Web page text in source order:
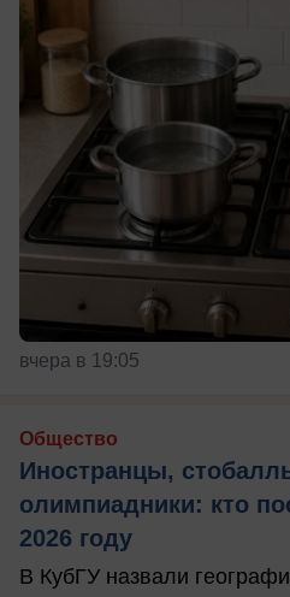
вчера в 19:05
Общество
Иностранцы,
олимпиадники: кто
2026 году
В КубГУ назвали